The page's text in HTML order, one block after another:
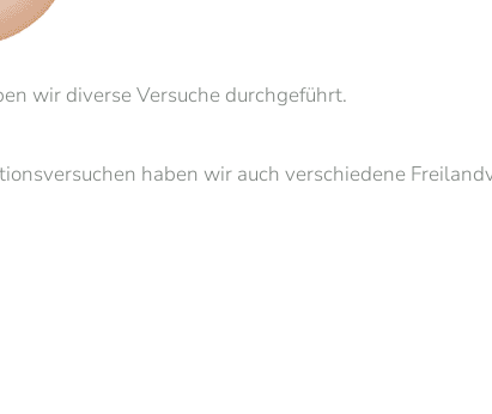
wir diverse Versuche durchgeführt.
haben wir auch verschiedene